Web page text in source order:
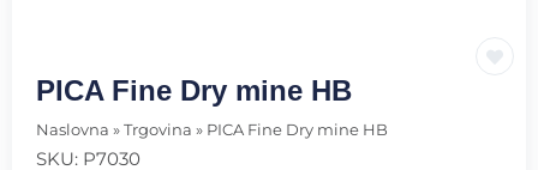
PICA Fine Dry mine HB
Naslovna » Trgovina » PICA Fine Dry mine HB
SKU: P7030